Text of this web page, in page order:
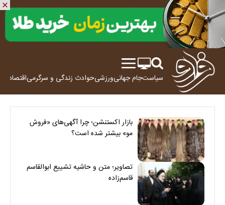
سیاستجام جهانیورزشیحوادث زندگی و سرگرمیاقتصاد
بازار اکستنشن؛ چرا آگهی‌های «فروش
مو» بیشتر شده است؟
تصاویر؛ متن و حاشیه تشییع ابوالقاسم
قاسم‌زاده